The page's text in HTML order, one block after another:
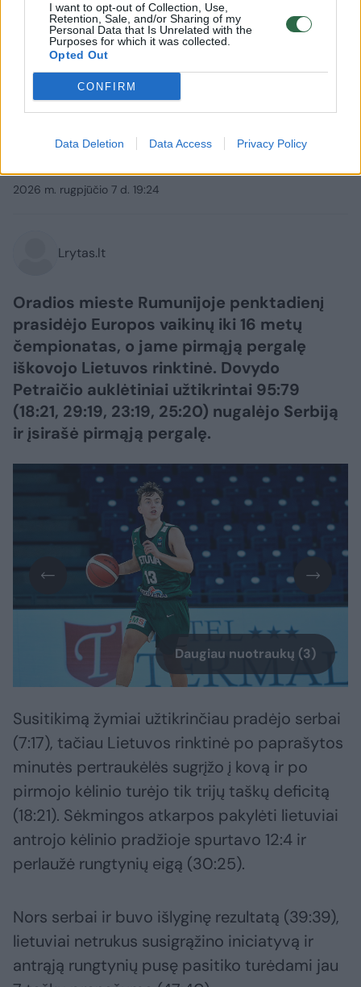
I want to opt-out of Collection, Use,
Retention, Sale, and/or Sharing of my
Personal Data that Is Unrelated with the
Purposes for which it was collected.
Opted Out
CONFIRM
Data Deletion Data Access Privacy Policy
Sportas Krepšinis
Šaro sūnėno vedami Lietuvos 16-
Europos čempionatą
2026 m. rugpjūčio 7 d. 19:24
Lrytas.lt
Oradios mieste Rumunijoje penktadienį
prasidėjo Europos vaikinų iki 16 metų
čempionatas, o jame pirmąją pergalę
iškovojo Lietuvos rinktinė. Dovydo
Petraičio auklėtiniai užtikrintai 95:79
(18:21, 29:19, 23:19, 25:20) nugalėjo Serbiją
ir įsirašė pirmąją pergalę.
Daugiau nuotraukų (3)
Susitikimą žymiai užtikrinčiau pradėjo serbai
(7:17), tačiau Lietuvos rinktinė po paprašytos
minutės pertraukėlės sugrįžo į kovą ir po
pirmojo kėlinio turėjo tik trijų taškų deficitą
(18:21). Sėkmingos atkarpos pakylėti lietuviai
antrojo kėlinio pradžioje spurtavo 12:4 ir
perlaužė rungtynių eigą (30:25).
Nors serbai ir buvo išlyginę rezultatą (39:39),
lietuviai netrukus susigrąžino iniciatyvą ir
antrąją rungtynių pusę pasitiko turėdami jau